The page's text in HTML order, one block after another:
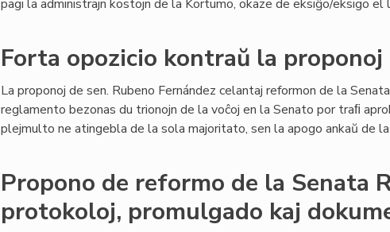
pagi la administrajn kostojn de la Kortumo, okaze de eksiĝo/eksigo el
Forta opozicio kontraŭ la proponoj
La proponoj de sen. Rubeno Fernández celantaj reformon de la Senata
reglamento bezonas du trionojn de la voĉoj en la Senato por traﬁ
plejmulto ne atingebla de la sola majoritato, sen la apogo ankaŭ de
Propono de reformo de la Senata
protokoloj, promulgado kaj